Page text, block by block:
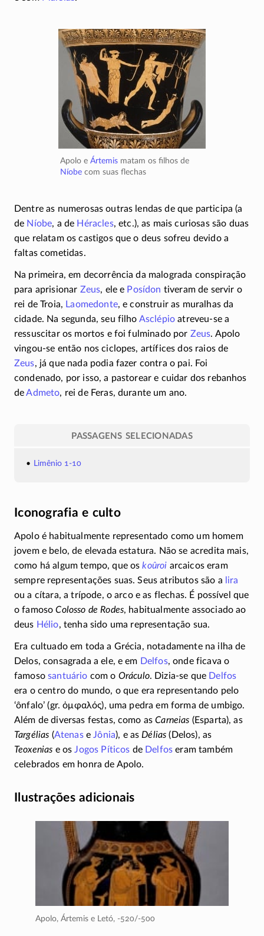
Apolo eÁrtemis matam os filhos de
Níobe com suas flechas
Dentre as numerosas outras lendas de que participa (a
de Níobe, a de Héracles, etc.), as mais curiosas são duas
que relatam os castigos que o deus sofreu devido a
faltas cometidas.
Na primeira, em decorrência da malograda conspiração
para aprisionar Zeus, ele e Posídon tiveram de servir o
rei de Troia, Laomedonte, e construir as muralhas da
cidade. Na segunda, seu filho Asclépio atreveu-sea
ressuscitar os mortos e foi fulminado por Zeus. Apolo
vingou-se então nos ciclopes, artífices dos raios de
Zeus, já que nada podia fazer contra o pai. Foi
condenado, por isso, a pastorear e cuidar dos rebanhos
deAdmeto, rei de Feras, durante um ano.
PASSAGENS SELECIONADAS
Limênio 1-10
Iconografia e culto
Apolo é habitualmente representado como um homem
jovem e belo, de elevada estatura. Não se acredita mais,
como há algum tempo, que oskoûroi arcaicos eram
sempre representações suas. Seus atributos são a
lira
ou a cítara, a trípode, o arco e as flechas. É possível que
o famosoColosso de Rodes, habitualmente associado ao
deus Hélio, tenha sido uma representação sua.
Era cultuado em toda a Grécia, notadamente na ilha de
Delos, consagrada a ele, e em Delfos, onde ficava o
famososantuário com o Oráculo. Dizia-se que Delfos
era o centro do mundo, o que era representando pelo
‘ônfalo’ (gr. ὀμφαλός), uma pedra em forma de umbigo.
Além de diversas festas, como asCarneias (Esparta), as
Targélias (AtenaseJônia), e asDélias (Delos), as
Teoxenias e osJogos Píticos de Delfos eram também
celebrados em honra de Apolo.
Ilustrações adicionais
Apolo, Ártemis e Letó, -520/-500